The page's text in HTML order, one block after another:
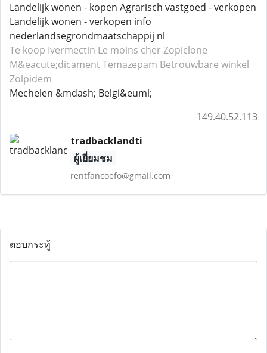
Landelijk wonen - kopen Agrarisch vastgoed - verkopen
Landelijk wonen - verkopen info
nederlandsegrondmaatschappij nl
Te koop Ivermectin Le moins cher Zopiclone
M&eacute;dicament Temazepam Betrouwbare winkel
Zolpidem
Mechelen &mdash; Belgi&euml;
149.40.52.113
tradbacklandti
ผู้เยี่ยมชม
rentfancoefo@gmail.com
ตอบกระทู้